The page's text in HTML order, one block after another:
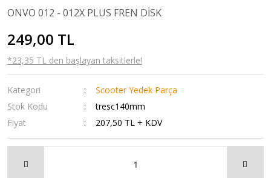
ONVO 012 - 012X PLUS FREN DİSK
249,00 TL
*23,35 TL den başlayan taksitlerle!
Kategori
Scooter Yedek Parça
Stok Kodu
tresc140mm
Fiyat
207,50 TL + KDV